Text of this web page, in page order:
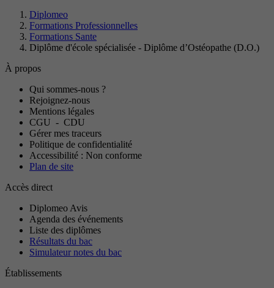
Diplomeo
Formations Professionnelles
Formations Sante
Diplôme d'école spécialisée - Diplôme d’Ostéopathe (D.O.)
À propos
Qui sommes-nous ?
Rejoignez-nous
Mentions légales
CGU - CDU
Gérer mes traceurs
Politique de confidentialité
Accessibilité : Non conforme
Plan de site
Accès direct
Diplomeo Avis
Agenda des événements
Liste des diplômes
Résultats du bac
Simulateur notes du bac
Établissements